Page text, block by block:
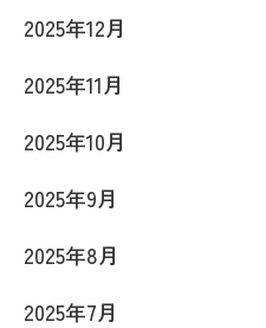
2025年12月
2025年11月
2025年10月
2025年9月
2025年8月
2025年7月